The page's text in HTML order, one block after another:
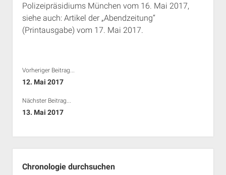
Polizeipräsidiums München vom 16. Mai 2017,
siehe auch: Artikel der „Abendzeitung“
(Printausgabe) vom 17. Mai 2017.
Vorheriger Beitrag...
12. Mai 2017
Nächster Beitrag...
13. Mai 2017
Chronologie durchsuchen